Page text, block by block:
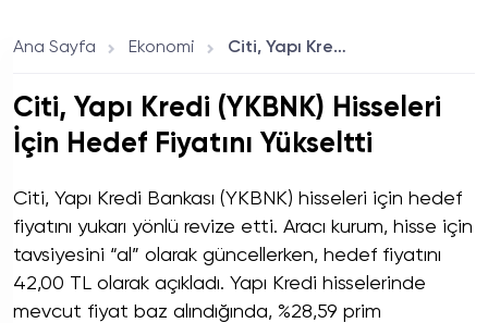
Ana Sayfa Ekonomi Citi, Yapı Kredi (YKBNK) Hisseleri İçin Hedef Fiyatını Yükseltti
Citi, Yapı Kredi (YKBNK) Hisseleri
İçin Hedef Fiyatını Yükseltti
Citi, Yapı Kredi Bankası (YKBNK) hisseleri için hedef
fiyatını yukarı yönlü revize etti. Aracı kurum, hisse için
tavsiyesini “al” olarak güncellerken, hedef fiyatını
42,00 TL olarak açıkladı. Yapı Kredi hisselerinde
mevcut fiyat baz alındığında, %28,59 prim